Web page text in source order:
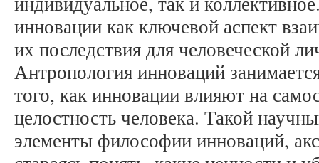
инновации как ключевой аспект
их последствия для человеческой
Антропология инноваций
того, как инновации влияют на
целостность человека. Такой
элементы философии инноваций,